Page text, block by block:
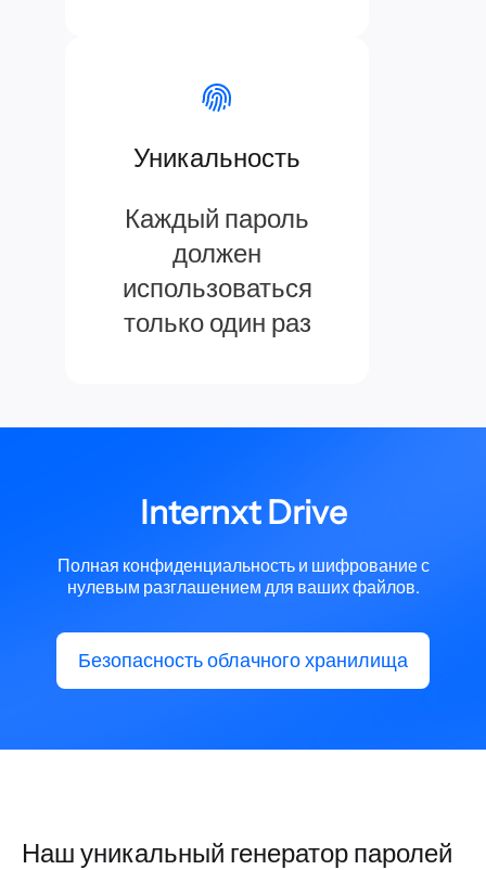
Уникальность
Каждый пароль
должен
использоваться
только один раз
Internxt Drive
Полная конфиденциальность и шифрование с
нулевым разглашением для ваших файлов.
Безопасность облачного хранилища
Наш уникальный генератор паролей